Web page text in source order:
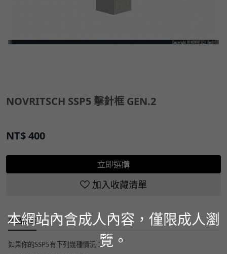
NOVRITSCH SSP5 擊針框 GEN.2
NT$400
立即選購
加入收藏清單
商品描述
如果你的SSP5有下列幾種情況：
本網站內含成人內容，僅限成人瀏
覽。